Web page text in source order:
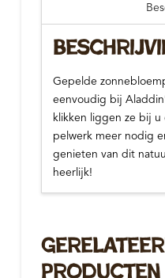
Gepelde
eenvoudig bij
klikken liggen ze bij
pelwerk meer nodig
genieten van dit
heerlijk!
Producten